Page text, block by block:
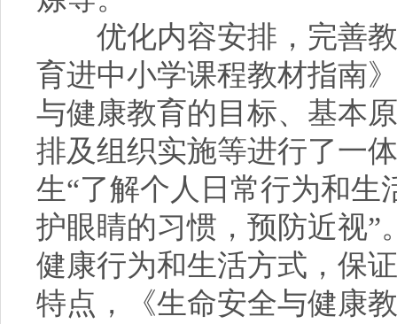
优化内容安排，完善教
育进中小学课程教材指南
与健康教育的目标、基本
排及组织实施等进行了一
生“了解个人日常行为和
护眼睛的习惯，预防近视”
健康行为和生活方式，保
特点，《生命安全与健康